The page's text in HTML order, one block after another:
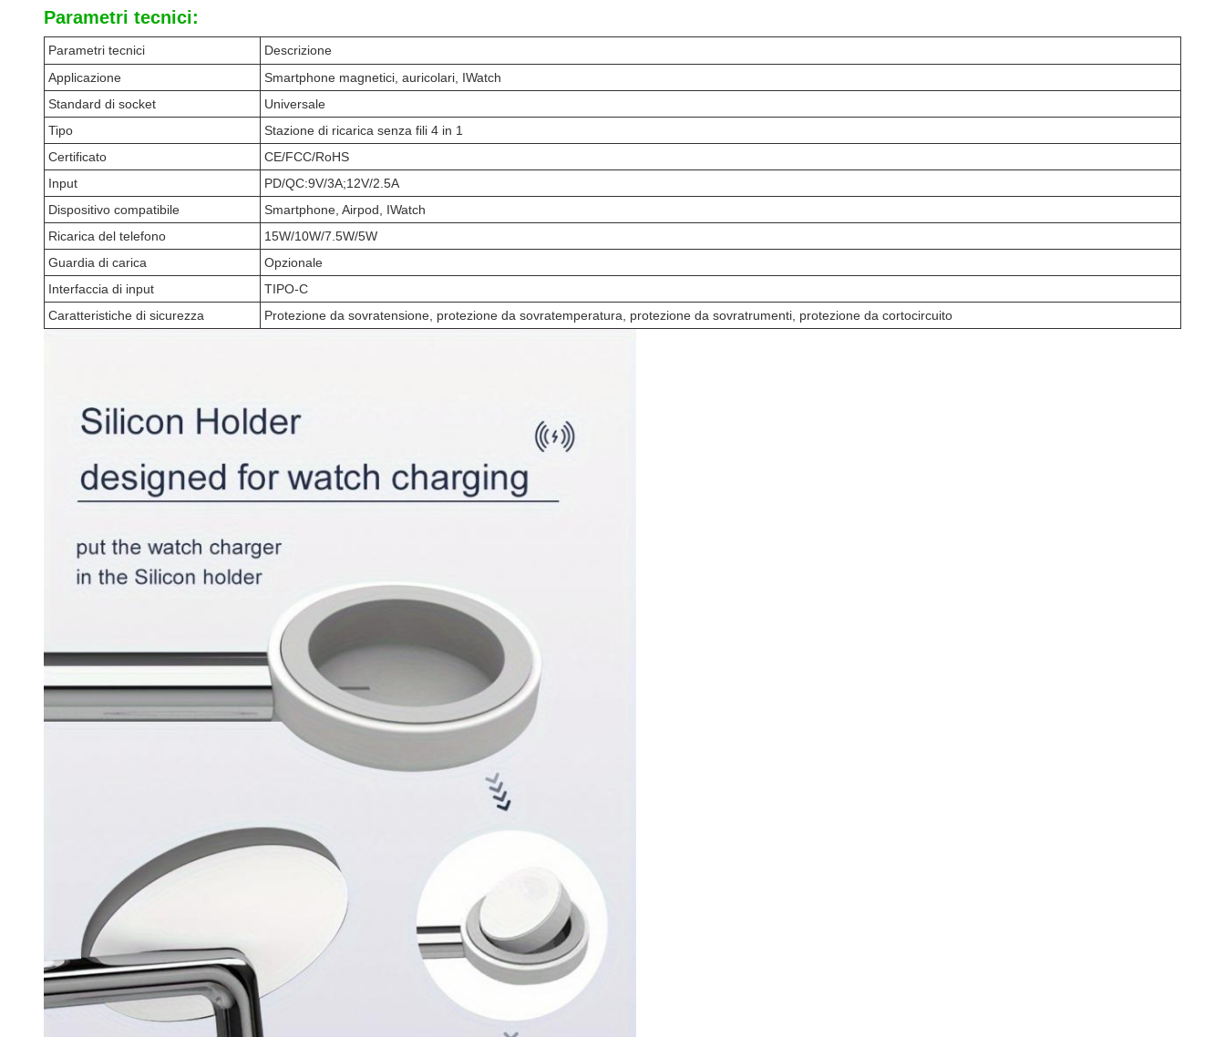
Parametri tecnici:
Parametri tecnici
Descrizione
Applicazione
Smartphone magnetici, auricolari, IWatch
Standard di socket
Universale
Tipo
Stazione di ricarica senza fili 4 in 1
Certificato
CE/FCC/RoHS
Input
PD/QC:9V/3A;12V/2.5A
Dispositivo compatibile
Smartphone, Airpod, IWatch
Ricarica del telefono
15W/10W/7.5W/5W
Guardia di carica
Opzionale
Interfaccia di input
TIPO-C
Caratteristiche di sicurezza
Protezione da sovratensione, protezione da sovratemperatura, protezione da sovratrumenti, protezione da cortocircuito